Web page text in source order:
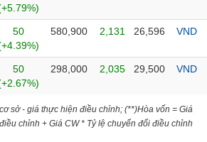
50
580,900 2,131 26,596 VND
50
298,000 2,035 29,500 VND
sở - giá thực hiện điều chỉnh; (**)Hòa vốn = Giá
chỉnh + Giá CW * Tỷ lệ chuyển đổi điều chỉnh